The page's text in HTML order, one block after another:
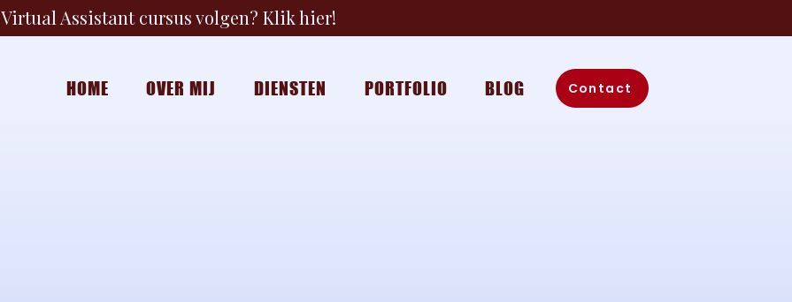
Virtual Assistant cursus volgen? Klik hier!
HOME OVER MIJ DIENSTEN PORTFOLIO BLOG Contact